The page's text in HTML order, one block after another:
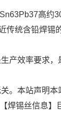
高
统含铅焊锡
产效率要求
。本站声明
焊锡丝信息】